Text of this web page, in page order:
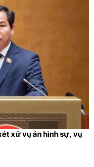
xử vụ án hình sự, vụ